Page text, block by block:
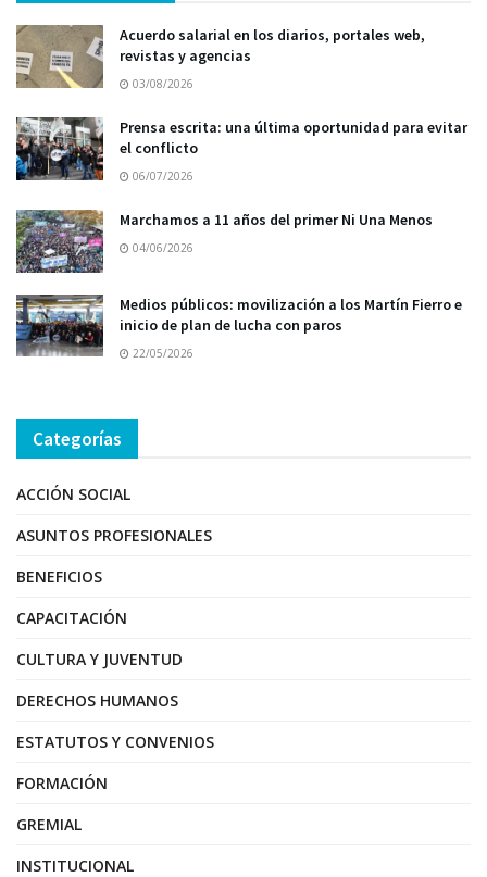
Acuerdo salarial en los diarios, portales web,
revistas y agencias
03/08/2026
Prensa escrita: una última oportunidad para evitar
el conflicto
06/07/2026
Marchamos a 11 años del primer Ni Una Menos
04/06/2026
Medios públicos: movilización a los Martín Fierro e
inicio de plan de lucha con paros
22/05/2026
Categorías
ACCIÓN SOCIAL
ASUNTOS PROFESIONALES
BENEFICIOS
CAPACITACIÓN
CULTURA Y JUVENTUD
DERECHOS HUMANOS
ESTATUTOS Y CONVENIOS
FORMACIÓN
GREMIAL
INSTITUCIONAL